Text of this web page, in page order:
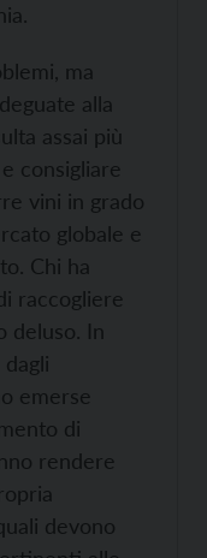
ma
alla
assai più
consigliare
vini in grado
globale e
Chi ha
raccogliere
deluso. In
emerse
di
rendere
devono